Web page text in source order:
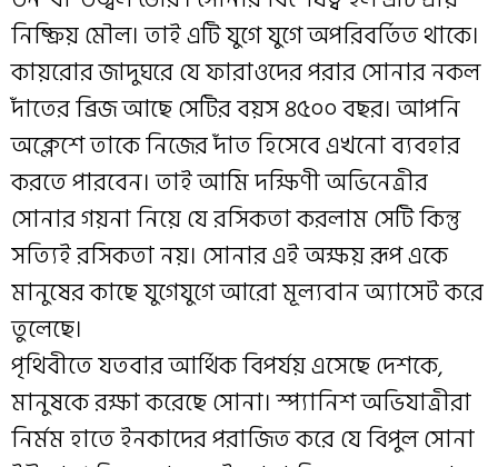
নিষ্ক্রিয় মৌল। তাই এটি যুগে যুগে অপরিবর্তিত থাকে।
কায়রোর জাদুঘরে যে ফারাওদের পরার সোনার নকল
দাঁতের ব্রিজ আছে সেটির বয়স ৪৫০০ বছর। আপনি
অক্লেশে তাকে নিজের দাঁত হিসেবে এখনো ব্যবহার
করতে পারবেন। তাই আমি দক্ষিণী অভিনেত্রীর
সোনার গয়না নিয়ে যে রসিকতা করলাম সেটি কিন্তু
সত্যিই রসিকতা নয়। সোনার এই অক্ষয় রূপ একে
মানুষের কাছে যুগেযুগে আরো মূল্যবান অ্যাসেট করে
তুলেছে।
পৃথিবীতে যতবার আর্থিক বিপর্যয় এসেছে দেশকে,
মানুষকে রক্ষা করেছে সোনা। স্প্যানিশ অভিযাত্রীরা
নির্মম হাতে ইনকাদের পরাজিত করে যে বিপুল সোনা